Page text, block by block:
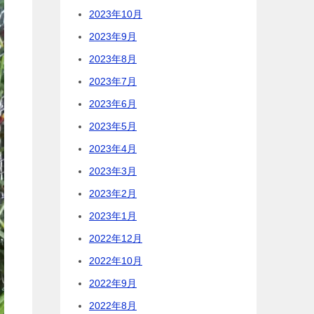
2023年10月
2023年9月
2023年8月
2023年7月
2023年6月
2023年5月
2023年4月
2023年3月
2023年2月
2023年1月
2022年12月
2022年10月
2022年9月
2022年8月